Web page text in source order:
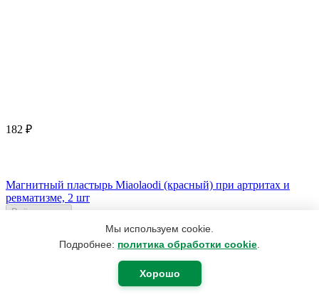
Мы используем cookie.
Подробнее: политика обработки cookie
Хорошо
182 ₽
Магнитный пластырь Miaolaodi (красный) при артритах и
ревматизме, 2 шт
Всё продано